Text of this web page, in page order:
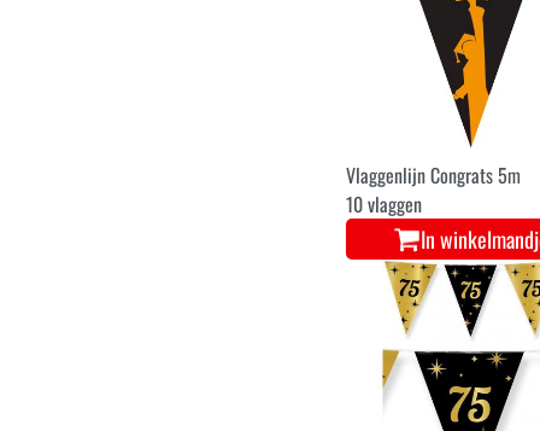
Vlaggenlijn Congrats 5m
10 vlaggen
In